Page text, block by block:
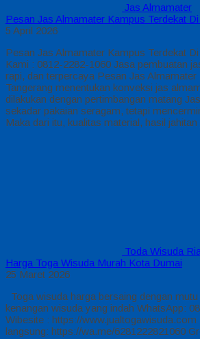
Jas Almamater
Pesan Jas Almamater Kampus Terdekat Di
5 April 2026
Pesan Jas Almamater Kampus Terdekat
Kami : 0812-2282-1060 Jasa pembuatan
rapi, dan terpercaya Pesan Jas Almamater
Tangerang menentukan konveksi jas
dilakukan dengan pertimbangan matang
sekadar pakaian seragam, tetapi
Maka dari itu, kualitas material, hasil
Toda Wisuda
Harga Toga Wisuda Murah Kota Dumai
25 Maret 2026
Toga wisuda harga bersaing dengan
kenangan wisuda yang indah WhatsApp:
Wibesite : https://www.jualtogawisuda.com
langsung: https://wa.me/6281222821060